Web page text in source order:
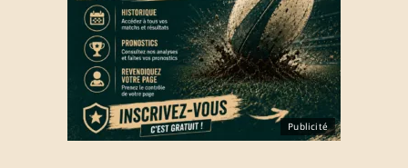
Publicité